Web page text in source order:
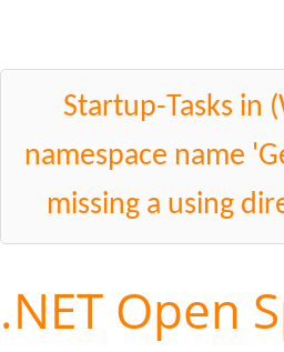
Startup-Tasks in
namespace name
missing a using
.NET Open